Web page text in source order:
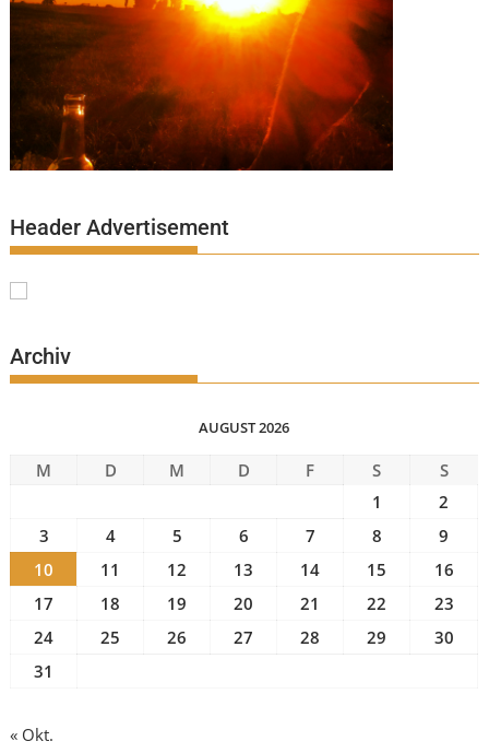
Header Advertisement
Archiv
AUGUST 2026
M D M D F S
S
1
2
3
4 5 6 7 8
9
10
11 12 13 14 15
16
17
18 19 20 21 22
23
24
25 26 27 28 29
30
31
« Okt.